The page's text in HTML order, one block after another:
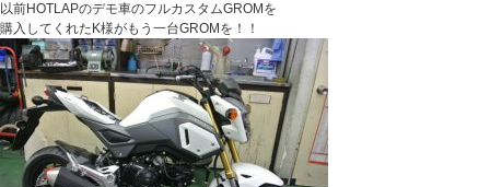
以前HOTLAPのデモ車のフルカスタムGROMを
購入してくれたK様がもう一台GROMを！！